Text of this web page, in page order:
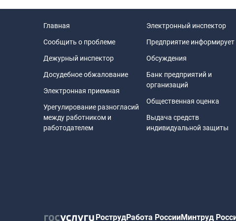
Изменения определенных сторонами условий
Статья 306 ТК РФ:
Об изменении определенных сторонами
письменной форме предупреждает работника
физическое лицо, являющийся
Главная
Сообщить о проблеме
Дежурный инспектор
Досудебное обжалование
Электронная приемная
Урегулирование разногласий
между работником и
работодателем
Электронный инспектор
Предприятие информирует
Обсуждения
Банк предприятий и
организаций
Общественная оценка
Выдача средств
индивидуальной защиты
РострудРабота РоссииМинтруд